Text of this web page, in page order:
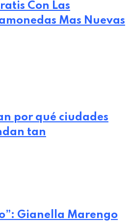
Con Las
Mas Nuevas
por qué ciudades
tan
Gianella Marengo